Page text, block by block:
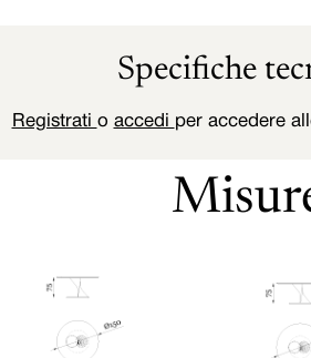
Specifiche
Registrati o accedi per accedere